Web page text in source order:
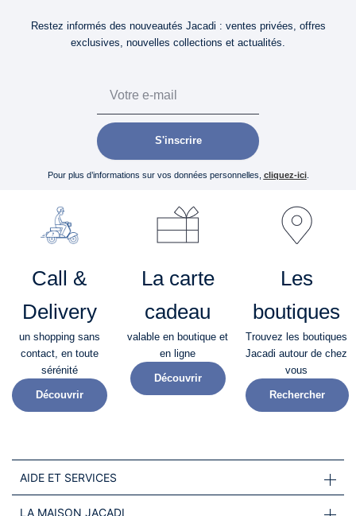
Restez informés des nouveautés Jacadi : ventes privées, offres
exclusives, nouvelles collections et actualités.
S'inscrire
Pour plus d’informations sur vos données personnelles, cliquez-ici.
Call &
Delivery
un shopping sans
contact, en toute
sérénité​
Découvrir
La carte
cadeau
valable en boutique et
en ligne
Découvrir
Les
boutiques
Trouvez les boutiques
Jacadi autour de chez
vous
Rechercher
AIDE ET SERVICES
LA MAISON JACADI